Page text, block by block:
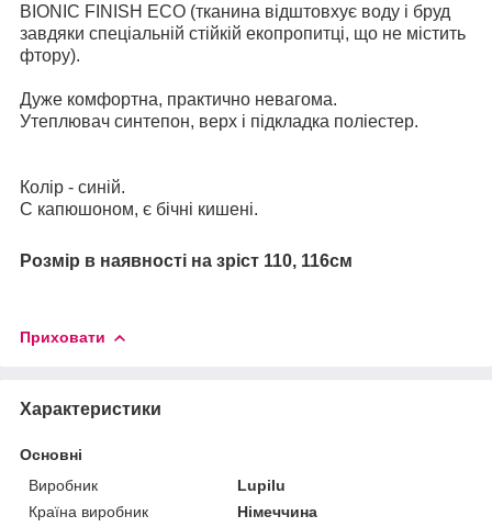
BIONIC FINISH ECO (тканина відштовхує воду і бруд
завдяки спеціальній стійкій екопропитці, що не містить
фтору).
Дуже комфортна, практично невагома.
Утеплювач синтепон, верх і підкладка поліестер.
Колір - синій.
C капюшоном, є бічні кишені.
Розмір в наявності на зріст 110, 116см
Приховати
Характеристики
Основні
Виробник
Lupilu
Країна виробник
Німеччина